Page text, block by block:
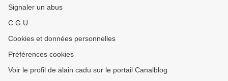
Signaler un abus
C.G.U.
Cookies et données personnelles
Préférences cookies
Voir le profil de alain cadu sur le portail Canalblog